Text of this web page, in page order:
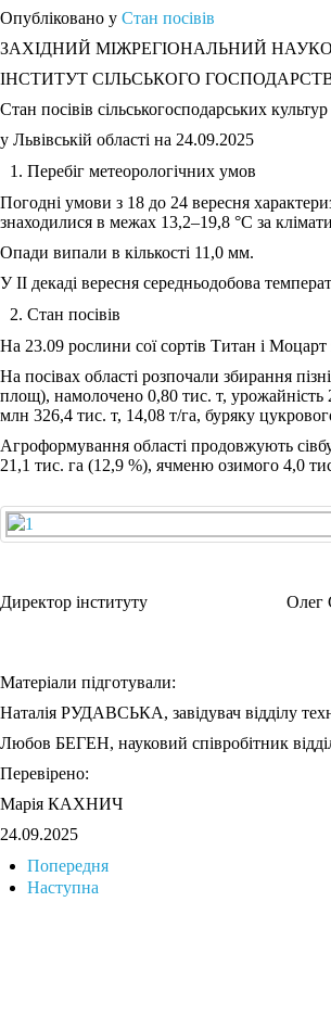
Опубліковано у Стан посівів
ЗАХІДНИЙ МІЖРЕГІОНАЛЬНИЙ
ІНСТИТУТ СІЛЬСЬКОГО
Стан посівів сільськогосподарських
у Львівській області на 24.09.2025
Перебіг метеорологічних умов
Погодні умови з 18 до 24 вересня
знаходилися в межах 13,2‒19,8 °С за
Опади випали в кількості 11,0 мм.
У ІІ декаді вересня середньодобова
Стан посівів
На 23.09 рослини сої сортів Титан і
На посівах області розпочали збирання
площ), намолочено 0,80 тис. т, урожайність
млн 326,4 тис. т, 14,08 т/га, буряку
Агроформування області продовжують
21,1 тис. га (12,9 %), ячменю озимого 4,0
Директор інституту Олег
Матеріали підготували:
Наталія РУДАВСЬКА, завідувач відділу
Любов БЕГЕН, науковий співробітник
Перевірено:
Марія КАХНИЧ
24.09.2025
Попередня
Наступна